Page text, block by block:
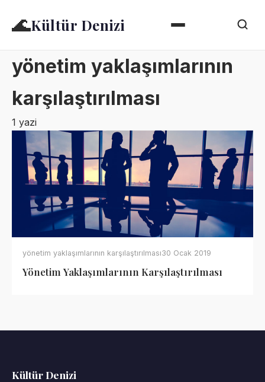
🌊Kültür Denizi
yönetim yaklaşımlarının
karşılaştırılması
1 yazi
yönetim yaklaşımlarının karşılaştırılması30 Ocak 2019
Yönetim Yaklaşımlarının Karşılaştırılması
Kültür Denizi